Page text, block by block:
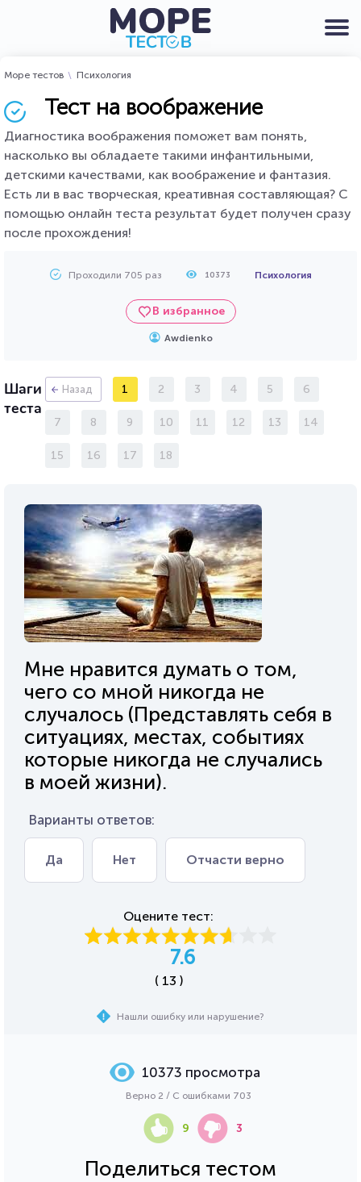
Море тестов Психология
Тест на воображение
Диагностика воображения поможет вам понять,
насколько вы обладаете такими инфантильными,
детскими качествами, как воображение и фантазия.
Есть ли в вас творческая, креативная составляющая? С
помощью онлайн теста результат будет получен сразу
после прохождения!
Проходили 705 раз 10373 Психология
В избранное
Awdienko
Шаги
теста
Назад 1 2 3 4 5 6
7 8 9 10 11 12 13 14
15 16 17 18
Мне нравится думать о том,
чего со мной никогда не
случалось (Представлять себя в
ситуациях, местах, событиях
которые никогда не случались
в моей жизни).
Варианты ответов:
Да Нет Отчасти верно
Оцените тест:
7.6
( 13 )
Нашли ошибку или нарушение?
Поделиться тестом
10373 просмотра
Верно 2 / С ошибками 703
9 3